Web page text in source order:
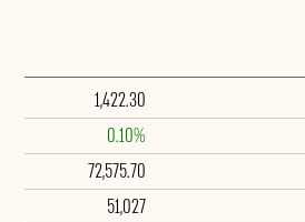
1,422.30
0.10%
72,575.70
51,027